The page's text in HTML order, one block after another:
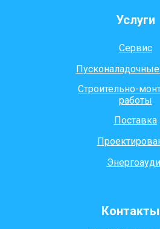
Услуги
Контакты
Поставка
Строительно-
работы
Сервис